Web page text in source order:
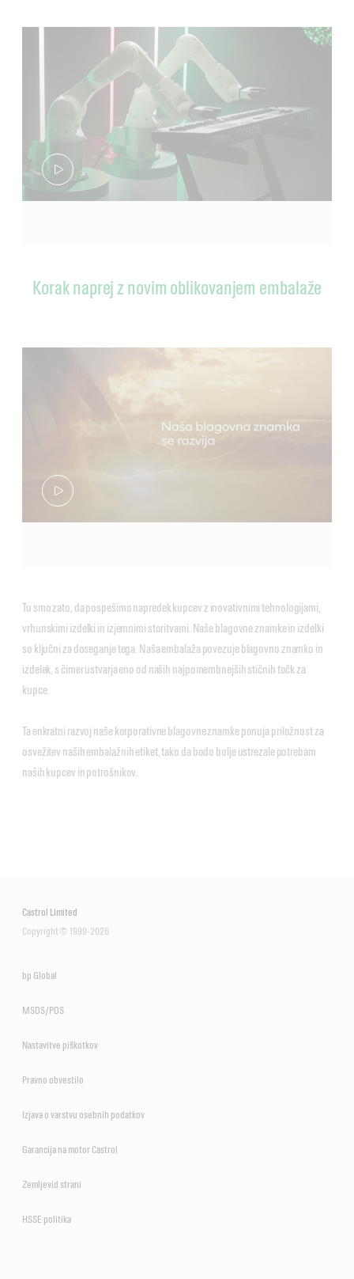
Korak naprej z novim oblikovanjem embalaže
Tu smo zato, da pospešimo napredek kupcev z inovativnimi tehnologijami,
vrhunskimi izdelki in izjemnimi storitvami. Naše blagovne znamke in izdelki
so ključni za doseganje tega. Naša embalaža povezuje blagovno znamko in
izdelek, s čimer ustvarja eno od naših najpomembnejših stičnih točk za
kupce.
Ta enkratni razvoj naše korporativne blagovne znamke ponuja priložnost za
osvežitev naših embalažnih etiket, tako da bodo bolje ustrezale potrebam
naših kupcev in potrošnikov.
Castrol Limited
Copyright © 1999-2026
bp Global
MSDS/PDS
Nastavitve piškotkov
Pravno obvestilo
Izjava o varstvu osebnih podatkov
Garancija na motor Castrol
Zemljevid strani
HSSE politika